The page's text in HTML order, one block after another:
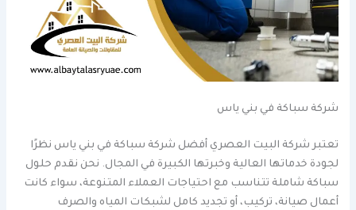
شركة سباكة في بني ياس
تعتبر شركة البيت العصري أفضل شركة سباكة في بني ياس نظرًا
لجودة خدماتها العالية وخبرتها الكبيرة في المجال. نحن نقدم حلول
سباكة شاملة تتناسب مع احتياجات العملاء المتنوعة، سواء كانت
أعمال صيانة، تركيب، أو تجديد كامل لشبكات المياه والصرف